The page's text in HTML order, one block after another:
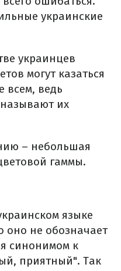
украинские
украинцев
могут казаться
ведь
их
– небольшая
гаммы.
языке
оно не обозначает
синонимом к
приятный". Так